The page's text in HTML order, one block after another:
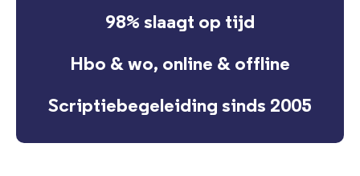
98% slaagt op tijd
Hbo & wo, online & offline
Scriptiebegeleiding sinds 2005